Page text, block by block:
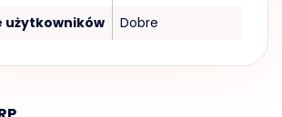
użytkowników
Dobre